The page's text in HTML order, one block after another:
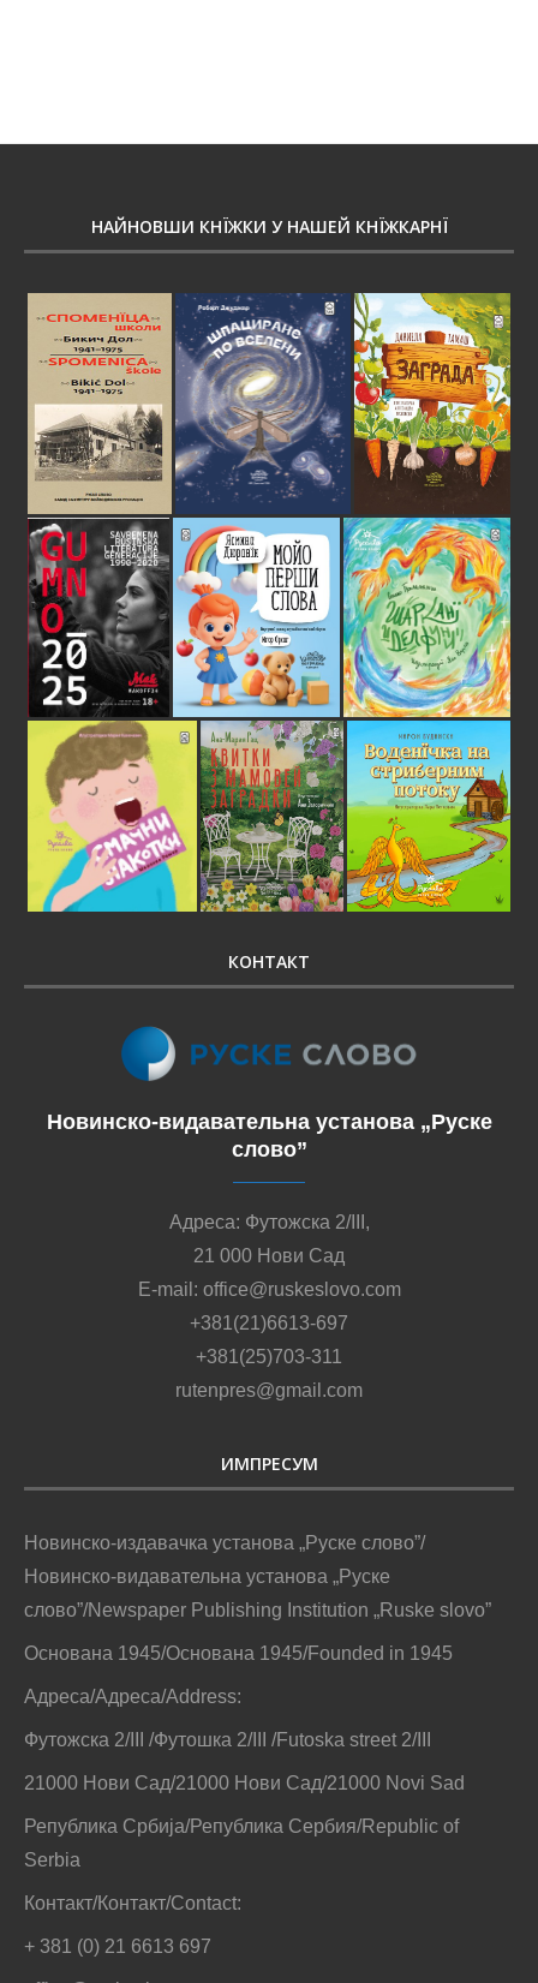
НАЙНОВШИ КНЇЖКИ У НАШЕЙ КНЇЖКАРНЇ
КОНТАКТ
Новинско-видавательна установа „Руске
слово”
Адреса: Футожска 2/III,
21 000 Нови Сад
E-mail: office@ruskeslovo.com
+381(21)6613-697
+381(25)703-311
rutenpres@gmail.com
ИМПРЕСУМ
Новинско-издавачка установа „Руске слово”/
Новинско-видавательна установа „Руске
слово”/Newspaper Publishing Institution „Ruske slovo”
Основана 1945/Основана 1945/Founded in 1945
Адреса/Адреса/Address:
Футожска 2/III /Футошка 2/III /Futoska street 2/III
21000 Нови Сад/21000 Нови Сад/21000 Novi Sad
Република Србија/Република Сербия/Republic of
Serbia
Контакт/Контакт/Contact:
+ 381 (0) 21 6613 697